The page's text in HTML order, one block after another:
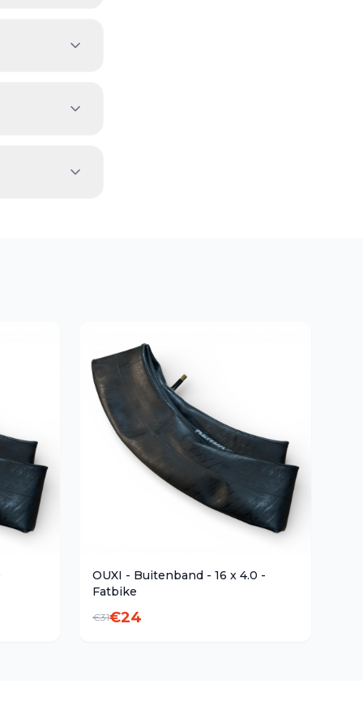
OUXI - Buitenband - 16 x 4.0 -
Fatbike
€31€24